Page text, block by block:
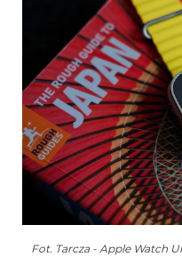
i
3
2
G
B
R
A
M
W
d
ł
Fot. Tarcza - Apple Watch